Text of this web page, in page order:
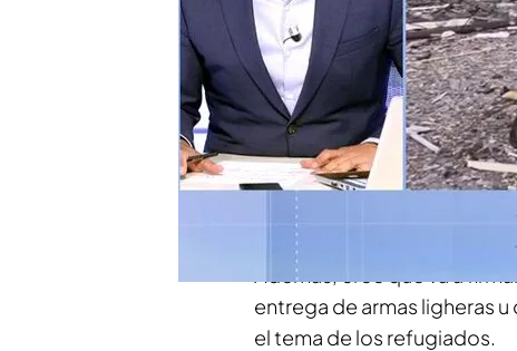
Pedro Sánchez se reúne
Fernando Cocho, analista
objetivo de esta reunión y
objetivo: recibir
Cocho ha explicado que la
presidente de España no
Además, cree que va a
entrega de armas ligheras
el tema de los refugiados.